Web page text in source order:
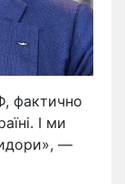
фактично
І ми
—